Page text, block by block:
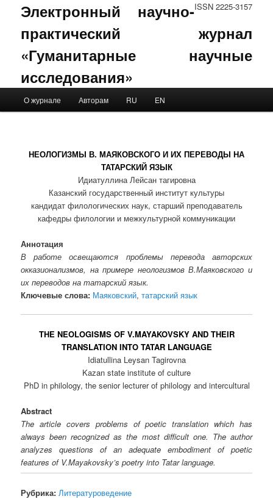
ISSN 2225-3157
Электронный научно-
практический журнал
«Гуманитарные научные
исследования»
Skip to primary content
Skip to secondary content
О журнале Авторам RU EN
НЕОЛОГИЗМЫ В. МАЯКОВСКОГО И ИХ ПЕРЕВОДЫ НА
ТАТАРСКИЙ ЯЗЫК
Идиатуллина Лейсан тагировна
Казанский государственный институт культуры
кандидат филологических наук, старший преподаватель
кафедры филологии и межкультурной коммуникации
Аннотация
В работе освещаются проблемы перевода авторских
окказионализмов, на примере неологизмов В.Маяковского и
их переводов на татарский язык.
Ключевые слова: Маяковский,татарский язык
THE NEOLOGISMS OF V.MAYAKOVSKY AND THEIR
TRANSLATION INTO TATAR LANGUAGE
Idiatullina Leysan Tagirovna
Kazan state institute of culture
PhD in philology, the senior lecturer of philology and intercultural
Abstract
The article covers problems of poetic translation which has
always been recognized as the most difficult one. The author
analyzes questions of an adequate embodiment of poetic
features of V.Mayakovsky’s poetry into Tatar language.
Рубрика: Литературоведение